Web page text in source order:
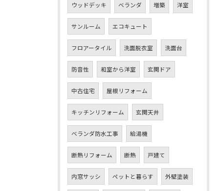
ウッドデッキ ベランダ 増築 洋室
サンルーム エコキュート
フロアータイル 洗面脱衣室 洗面台
防音性 和室から洋室 玄関ドア
中古住宅 屋根リフォーム
キッチンリフォーム 玄関天井
ベランダ防水工事 給湯機
断熱リフォーム 断熱 戸建て
内窓サッシ ペットと暮らす 外壁塗装